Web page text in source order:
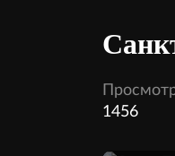
1456